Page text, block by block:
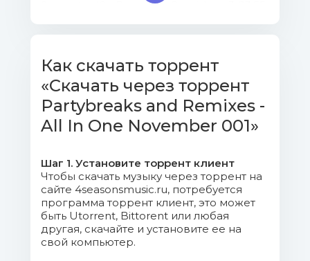
Superstar (C - Baumann Remix).mp3 (13.55
- Fascinated (Jeff92 & Sumania
Redrum).mp3 (15.07 Mb)
004. Frankie Steel Clean Bandit,
005. The Goodfellas Timbaland -
Carry Out (Intro).mp3 (9.98 Mb)
006. Starjack Camila Cabello Vs J
Balvin & Willy William - Havana Mi Gente
Как скачать торрент
«Скачать через торрент
Partybreaks and Remixes -
All In One November 001»
Шаг 1. Установите торрент клиент
Чтобы скачать музыку через торрент на
сайте 4seasonsmusic.ru, потребуется
программа торрент клиент, это может
быть Utorrent, Bittorent или любая
другая, скачайте и установите ее на
свой компьютер.